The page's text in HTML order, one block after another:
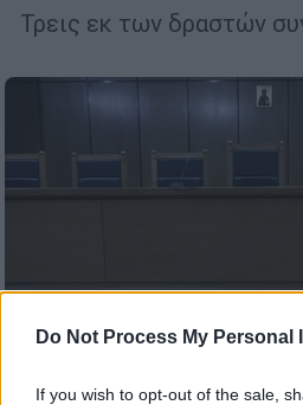
Do Not Process My Personal
If you wish to opt-out of the sale,
Τρεις εκ των δραστών